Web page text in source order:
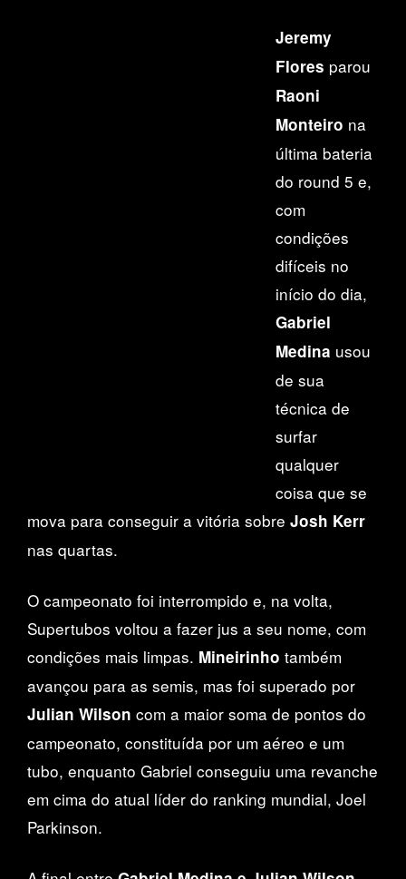
Jeremy
Flores parou
Raoni
Monteiro na
última bateria
do round 5 e,
com
condições
difíceis no
início do dia,
Gabriel
Medina usou
de sua
técnica de
surfar
qualquer
coisa que se
mova para conseguir a vitória sobre Josh Kerr
nas quartas.
O campeonato foi interrompido e, na volta,
Supertubos voltou a fazer jus a seu nome, com
condições mais limpas. Mineirinho também
avançou para as semis, mas foi superado por
Julian Wilson com a maior soma de pontos do
campeonato, constituída por um aéreo e um
tubo, enquanto Gabriel conseguiu uma revanche
em cima do atual líder do ranking mundial, Joel
Parkinson.